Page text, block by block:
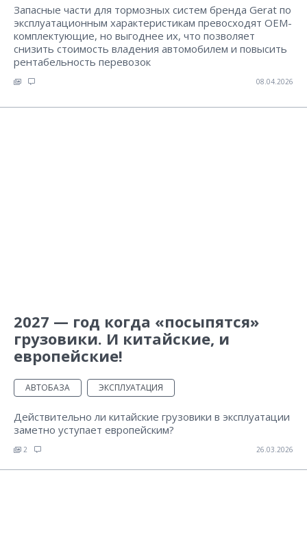
Запасные части для тормозных систем бренда Gerat по
эксплуатационным характеристикам превосходят ОЕМ-
комплектующие, но выгоднее их, что позволяет
снизить стоимость владения автомобилем и повысить
рентабельность перевозок
08.04.2026
2027 — год когда «посыпятся»
грузовики. И китайские, и
европейские!
АВТОБАЗА ЭКСПЛУАТАЦИЯ
Действительно ли китайские грузовики в эксплуатации
заметно уступает европейским?
2 26.03.2026